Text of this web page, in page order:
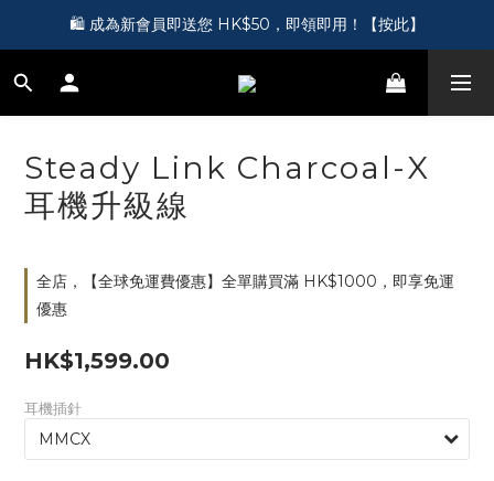
🎵 第一次接觸訂製耳機？歡迎到 Showroom 免費體驗【按此】
🛍️ 成為新會員即送您 HK$50，即領即用！【按此】
🎵 第一次接觸訂製耳機？歡迎到 Showroom 免費體驗【按此】
Steady Link Charcoal-X
耳機升級線
全店，【全球免運費優惠】全單購買滿 HK$1000，即享免運
優惠
HK$1,599.00
耳機插針